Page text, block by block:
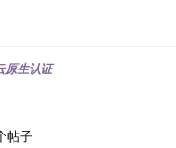
原生认证
帖子